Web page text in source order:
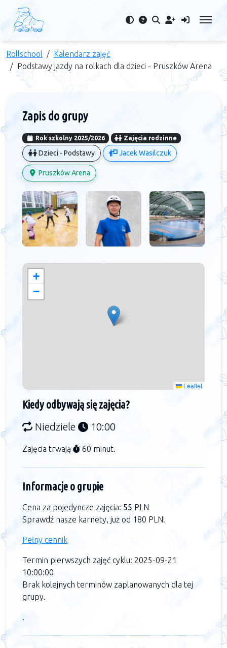
Rollschool
Kalendarz zajęć
Podstawy jazdy na rolkach dla dzieci - Pruszków Arena
Zapis do grupy
Rok szkolny 2025/2026 Zajęcia rodzinne
Dzieci - Podstawy Jacek Wasilczuk
Pruszków Arena
+
−
Leaflet
Kiedy odbywają się zajęcia?
Niedziele 10:00
Zajęcia trwają 60 minut.
Informacje o grupie
Cena za pojedyncze zajęcia: 55 PLN
Sprawdź nasze karnety, już od 180 PLN!
Pełny cennik
Termin pierwszych zajęć cyklu: 2025-09-21
10:00:00
Brak kolejnych terminów zaplanowanych dla tej
grupy.
.